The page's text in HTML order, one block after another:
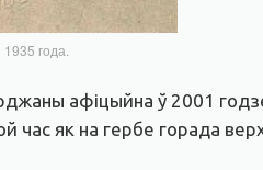
года.
афіцыйна ў 2001
час як на гербе горада